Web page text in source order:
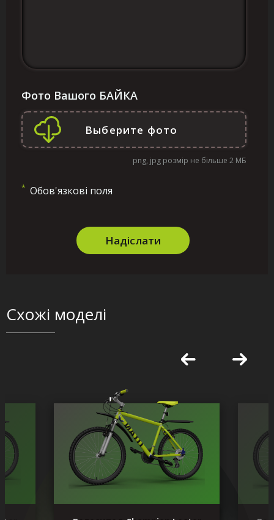
Фото Вашого БАЙКА
png, jpg розмір не більше 2 МБ
* Обов'язкові поля
Надіслати
Схожі моделі